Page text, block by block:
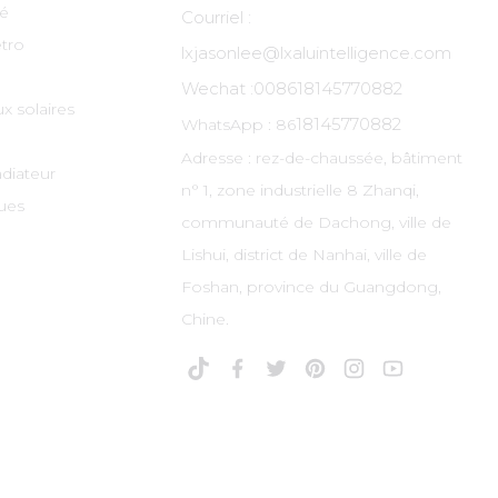
solaires
Courriel :
lxjasonlee@lxaluintelligence.com
Wechat :008618145770882
WhatsApp : 8618145770882
Adresse : rez-de-chaussée, bâtiment
n° 1, zone industrielle 8 Zhanqi,
communauté de Dachong, ville de
Lishui, district de Nanhai, ville de
Foshan, province du Guangdong,
Chine.